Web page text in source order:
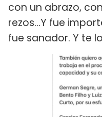
con un abrazo,
rezos...Y fue
fue sanador. Y te